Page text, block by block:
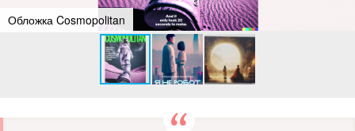
Обложка Cosmopolitan